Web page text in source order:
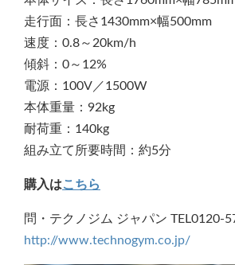
走行面：長さ1430mm×幅500mm
速度：0.8～20km/h
傾斜：0～12%
電源：100V／1500W
本体重量：92kg
耐荷重：140kg
組み立て所要時間：約5分
購入はこちら
問・テクノジム ジャパン TEL0120-
http://www.technogym.co.jp/